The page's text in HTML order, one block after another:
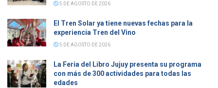
5 DE AGOSTO DE 2026
El Tren Solar ya tiene nuevas fechas para la
experiencia Tren del Vino
5 DE AGOSTO DE 2026
La Feria del Libro Jujuy presenta su programa
con más de 300 actividades para todas las
edades